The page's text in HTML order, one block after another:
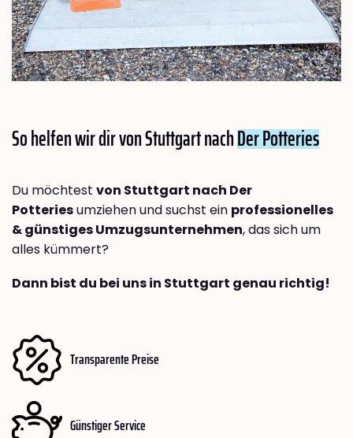
So helfen wir dir von Stuttgart nachDer Potteries
Du möchtest von Stuttgart nach Der
Potteriesumziehen und suchst ein professionelles
& günstiges Umzugsunternehmen, das sich um
alles kümmert?
Dann bist du bei uns in Stuttgart genau richtig!
Transparente Preise
Günstiger Service